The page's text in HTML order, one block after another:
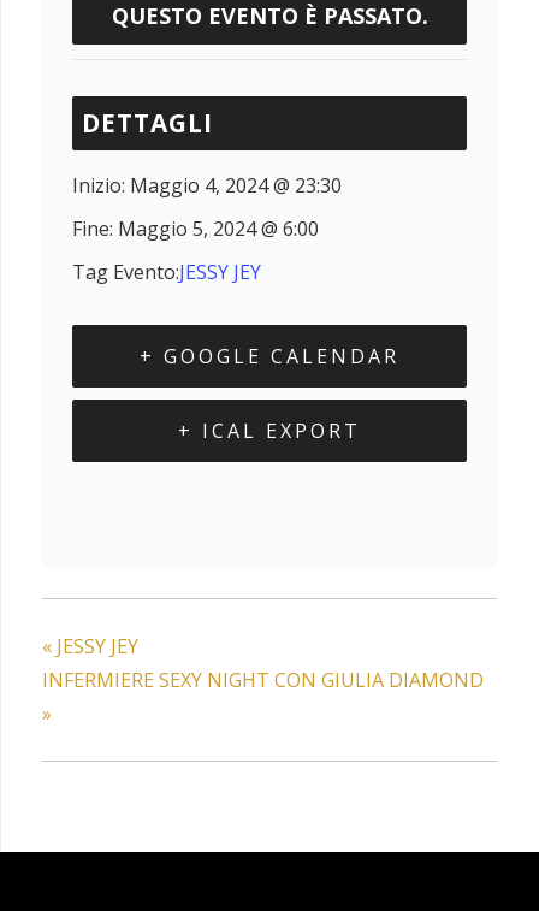
QUESTO EVENTO È PASSATO.
DETTAGLI
Inizio: Maggio 4, 2024 @ 23:30
Fine: Maggio 5, 2024 @ 6:00
Tag Evento:JESSY JEY
+ GOOGLE CALENDAR
+ ICAL EXPORT
« JESSY JEY
INFERMIERE SEXY NIGHT CON GIULIA DIAMOND
»